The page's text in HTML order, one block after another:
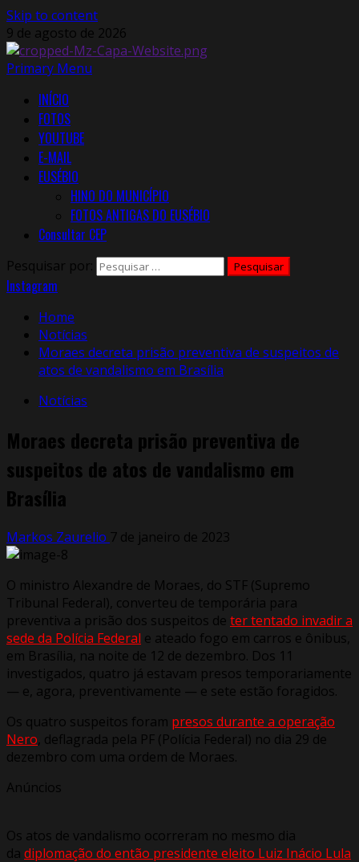
Skip to content
9 de agosto de 2026
Primary Menu
INÍCIO
FOTOS
YOUTUBE
E-MAIL
EUSÉBIO
HINO DO MUNICÍPIO
FOTOS ANTIGAS DO EUSÉBIO
Consultar CEP
Pesquisar por:
Instagram
Home
Notícias
Moraes decreta prisão preventiva de suspeitos de
atos de vandalismo em Brasília
Notícias
Moraes decreta prisão preventiva de
suspeitos de atos de vandalismo em
Brasília
Markos Zaurelio 7 de janeiro de 2023
O ministro Alexandre de Moraes, do STF (Supremo
Tribunal Federal), converteu de temporária para
preventiva a prisão dos suspeitos de ter tentado invadir a
sede da Polícia Federal e ateado fogo em carros e ônibus,
em Brasília, na noite de 12 de dezembro. Dos 11
investigados, quatro já estavam presos temporariamente
— e, agora, preventivamente — e sete estão foragidos.
Os quatro suspeitos foram presos durante a operação
Nero , deflagrada pela PF (Polícia Federal) no dia 29 de
dezembro com uma ordem de Moraes.
Anúncios
Os atos de vandalismo ocorreram no mesmo dia
da diplomação do então presidente eleito Luiz Inácio Lula